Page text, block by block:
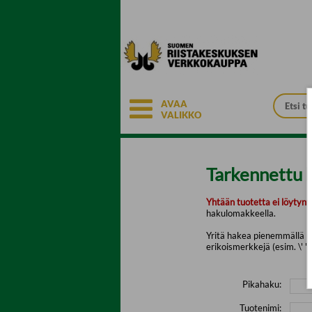
AVAA
VALIKKO
Tarkennettu
Yhtään tuotetta ei löytynyt.
hakulomakkeella.
Yritä hakea pienemmällä
erikoismerkkejä (esim. \' "
Pikahaku:
Tuotenimi: